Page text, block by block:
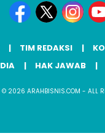
TIM REDAKSI
HAK JAWAB
© 2026 ARAHBISNIS.COM - ALL